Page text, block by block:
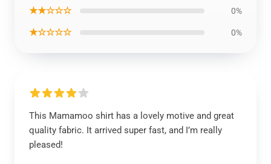
★★☆☆☆ 0%
★☆☆☆☆ 0%
This Mamamoo shirt has a lovely motive and great
quality fabric. It arrived super fast, and I’m really
pleased!